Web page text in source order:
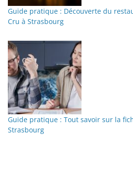
Guide pratique : Découverte du
Cru à Strasbourg
Guide pratique : Tout savoir sur la
Strasbourg